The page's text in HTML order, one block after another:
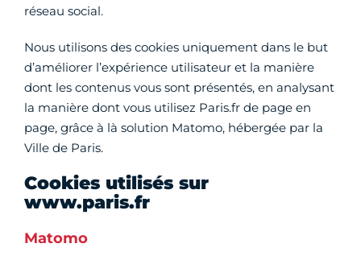
réseau social.
Nous utilisons des cookies uniquement dans le but
d’améliorer l’expérience utilisateur et la manière
dont les contenus vous sont présentés, en analysant
la manière dont vous utilisez Paris.fr de page en
page, grâce à là solution Matomo, hébergée par la
Ville de Paris.
Cookies utilisés sur
www.paris.fr
Matomo